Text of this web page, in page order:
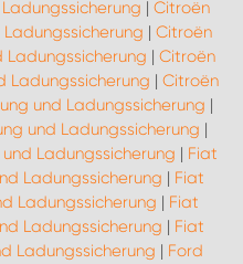
| Citroën
| Citroën
| Citroën
Ladungssicherung | Citroën
und Ladungssicherung |
und Ladungssicherung |
Ladungssicherung | Fiat
Ladungssicherung | Fiat
Ladungssicherung | Fiat
Ladungssicherung | Fiat
Ladungssicherung | Ford